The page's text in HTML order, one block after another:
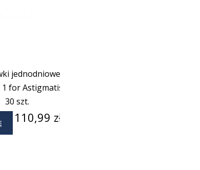
jednodniowe
for Astigmatism
30 szt.
Cena
110,99 zł